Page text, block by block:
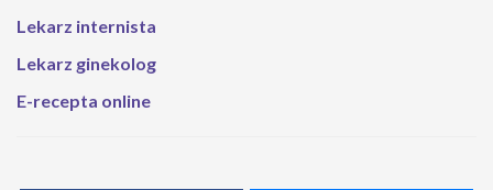
Lekarz internista
Lekarz ginekolog
E-recepta online